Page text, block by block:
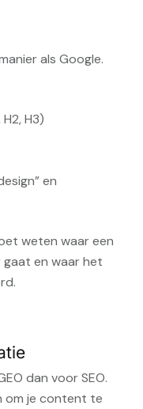
als Google.
H3)
en
weten waar een
en waar het
dan voor SEO.
om je content te